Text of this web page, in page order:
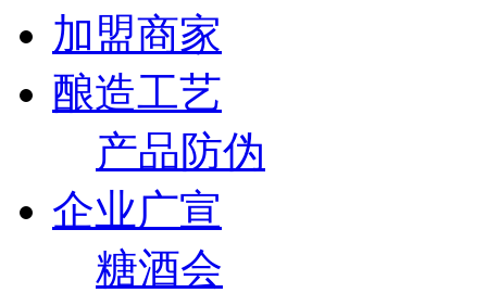
加盟商家
酿造工艺
产品防伪
企业广宣
糖酒会